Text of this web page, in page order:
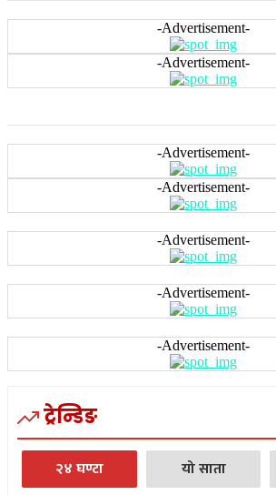
-Advertisement-
-Advertisement-
-Advertisement-
-Advertisement-
-Advertisement-
-Advertisement-
-Advertisement-
ट्रेन्डिङ
२४ घण्टा यो साता